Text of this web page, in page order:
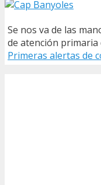
Se nos va de las
de atención primaria
Primeras alertas de